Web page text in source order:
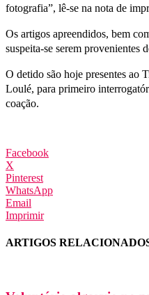
fotografia”, lê-se na nota de
Os artigos apreendidos, bem
suspeita-se serem provenientes
O detido são hoje presentes ao
Loulé, para primeiro
coação.
Facebook
X
Pinterest
WhatsApp
Email
Imprimir
ARTIGOS